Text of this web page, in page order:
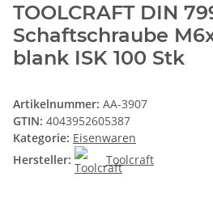
TOOLCRAFT DIN
Schaftschraube
blank ISK 100 Stk
Artikelnummer: AA-3907
GTIN: 4043952605387
Kategorie: Eisenwaren
Hersteller:
Toolcraft